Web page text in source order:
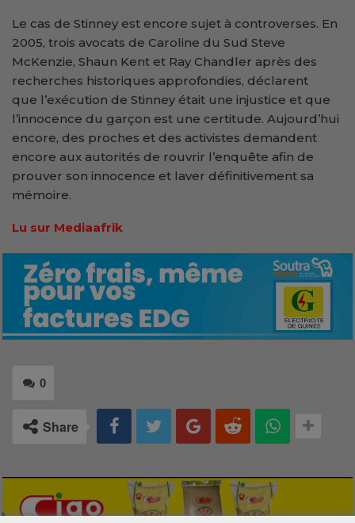
Le cas de Stinney est encore sujet à controverses. En
2005, trois avocats de Caroline du Sud Steve
McKenzie, Shaun Kent et Ray Chandler après des
recherches historiques approfondies, déclarent
que l’exécution de Stinney était une injustice et que
l’innocence du garçon est une certitude. Aujourd’hui
encore, des proches et des activistes demandent
encore aux autorités de rouvrir l’enquête afin de
prouver son innocence et laver définitivement sa
mémoire.
Lu sur Mediaafrik
0
Share